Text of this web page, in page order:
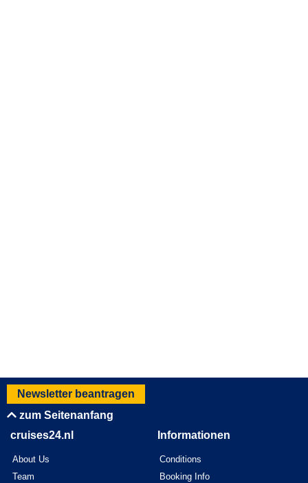
Newsletter beantragen
zum Seitenanfang
cruises24.nl
About Us
Team
Informationen
Conditions
Booking Info